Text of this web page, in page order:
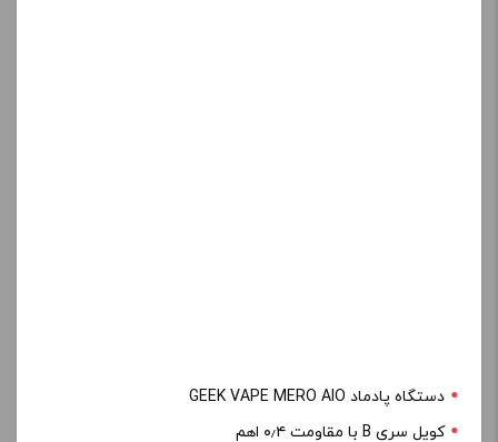
دستگاه پادماد GEEK VAPE MERO AIO
کویل سری B با مقاومت ۰٫۴ اهم